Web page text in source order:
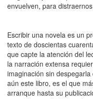
envuelven, para
Escribir una novela es un
texto de doscientas
que capte la atención del
la narración extensa
imaginación sin
aún este libro, es el que
arranque hasta su